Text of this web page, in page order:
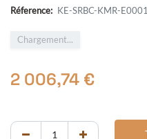
Réference: KE-SRBC-KMR-E0001
Chargement...
2 006,74 €